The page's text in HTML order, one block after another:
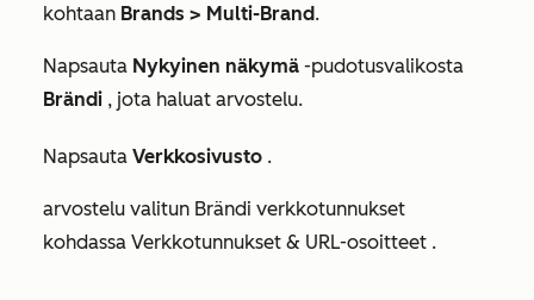
kohtaan Brands > Multi-Brand.
Napsauta Nykyinen näkymä -pudotusvalikosta
Brändi , jota haluat arvostelu.
Napsauta Verkkosivusto .
arvostelu valitun Brändi verkkotunnukset
kohdassa Verkkotunnukset & URL-osoitteet .